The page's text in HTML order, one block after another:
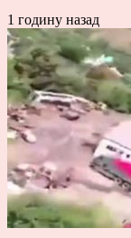
1 годину назад